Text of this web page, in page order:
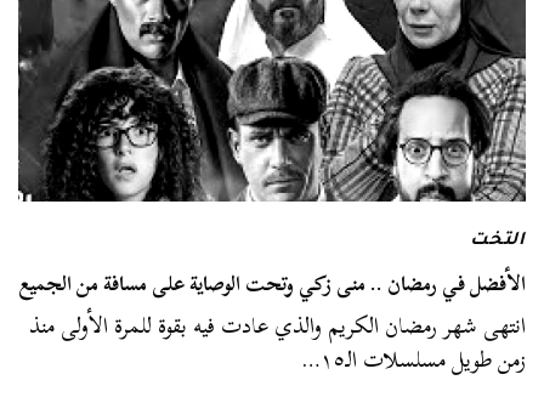
التخت
الأفضل في رمضان .. منى زكي وتحت الوصاية على مسافة من الجميع
انتهى شهر رمضان الكريم والذي عادت فيه بقوة للمرة الأولى منذ
زمن طويل مسلسلات الـ١٥…